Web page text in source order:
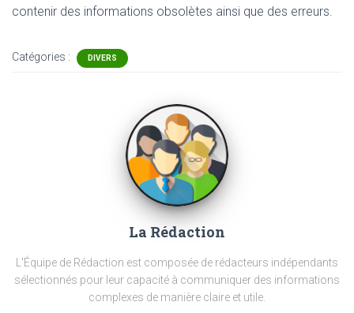
contenir des informations obsolètes ainsi que des erreurs.
Catégories : DIVERS
La Rédaction
L'Équipe de Rédaction est composée de rédacteurs indépendants
sélectionnés pour leur capacité à communiquer des informations
complexes de manière claire et utile.